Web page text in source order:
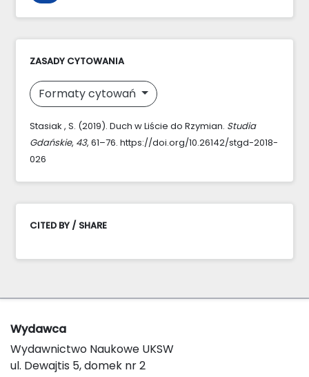
ZASADY CYTOWANIA
Formaty cytowań
Stasiak , S. (2019). Duch w Liście do Rzymian. Studia
Gdańskie, 43, 61–76. https://doi.org/10.26142/stgd-2018-
026
CITED BY / SHARE
Wydawca
Wydawnictwo Naukowe UKSW
ul. Dewajtis 5, domek nr 2